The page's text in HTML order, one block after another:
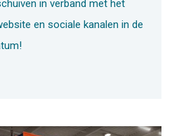
in verband met het
en sociale kanalen in de